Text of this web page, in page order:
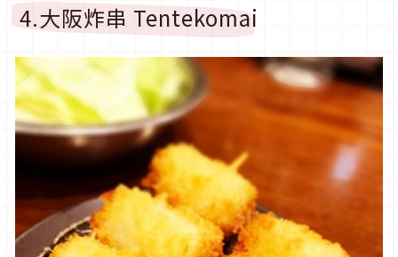
4.大阪炸串 Tentekomai